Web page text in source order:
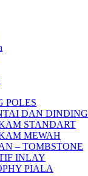
POLES
DAN DINDING
STANDART
MEWAH
– TOMBSTONE
INLAY
PIALA